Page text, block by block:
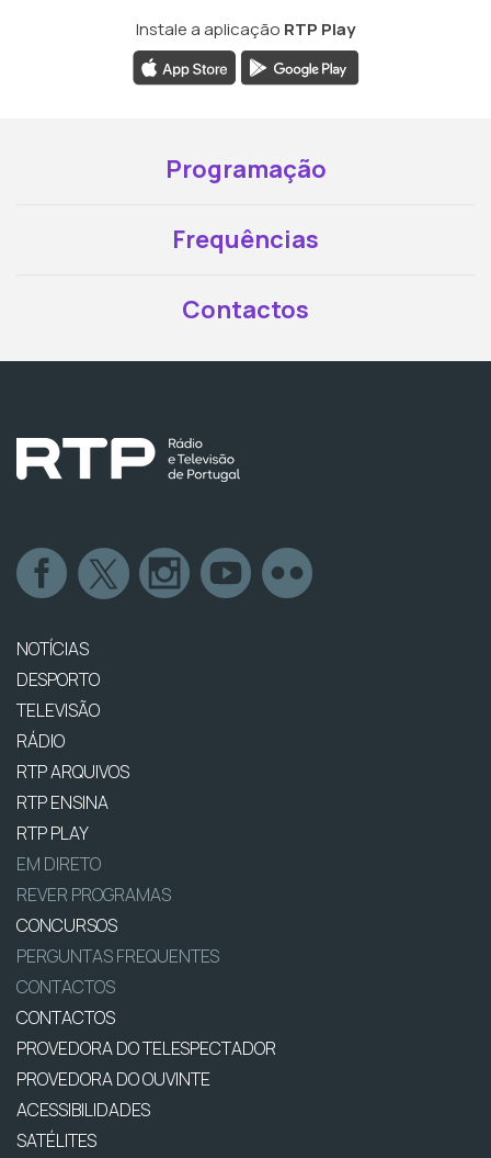
Instale a aplicação RTP Play
Programação
Frequências
Contactos
NOTÍCIAS
DESPORTO
TELEVISÃO
RÁDIO
RTP ARQUIVOS
RTP ENSINA
RTP PLAY
EM DIRETO
REVER PROGRAMAS
CONCURSOS
PERGUNTAS FREQUENTES
CONTACTOS
CONTACTOS
PROVEDORA DO TELESPECTADOR
PROVEDORA DO OUVINTE
ACESSIBILIDADES
SATÉLITES